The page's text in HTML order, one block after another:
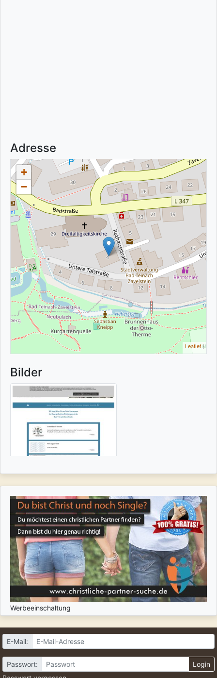
Adresse
+
−
Leaflet|
Bilder
Werbeeinschaltung
E-Mail:
Passwort:
Login